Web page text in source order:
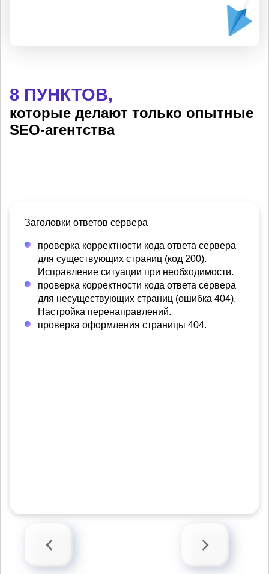
8 ПУНКТОВ,
которые делают только опытные
SEO-агентства
Заголовки ответов сервера
проверка корректности кода ответа сервера
для существующих страниц (код 200).
Исправление ситуации при необходимости.
проверка корректности кода ответа сервера
для несуществующих страниц (ошибка 404).
Настройка перенаправлений.
проверка оформления страницы 404.